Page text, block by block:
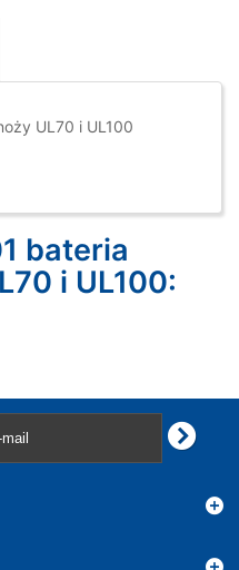
UL70 i UL100
bateria
i UL100: